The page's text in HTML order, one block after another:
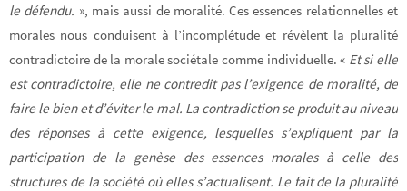
le défendu. », mais aussi de moralité. Ces essences relationnelles et
morales nous conduisent à l’incomplétude et révèlent la pluralité
contradictoire de la morale sociétale comme individuelle. « Et si elle
est contradictoire, elle ne contredit pas l’exigence de moralité, de
faire le bien et d’éviter le mal. La contradiction se produit au niveau
des réponses à cette exigence, lesquelles s’expliquent par la
participation de la genèse des essences morales à celle des
structures de la société où elles s’actualisent. Le fait de la pluralité